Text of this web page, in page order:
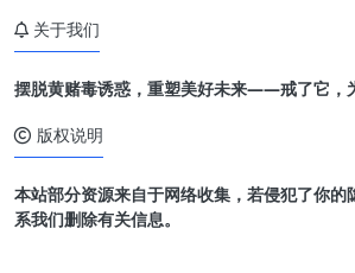
关于我们
摆脱黄赌毒诱惑，重塑美好未来——戒了它，
版权说明
本站部分资源来自于网络收集，若侵犯了你的
系我们删除有关信息。